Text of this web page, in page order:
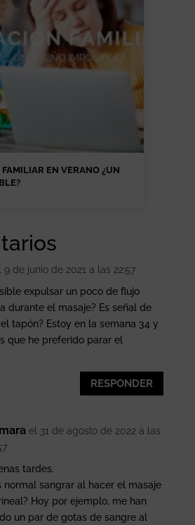
EN VERANO ¿UN
9 de junio de 2021 a las 22:57
expulsar un poco de flujo
durante el masaje? Es señal de
tapón? Estoy en la semana 34 y
que he preferido parar el
RESPONDER
el 31 de agosto de 2022 a las
tardes.
normal sangrar al hacer el masaje
Hoy por ejemplo, me han
un par de gotas de sangre al